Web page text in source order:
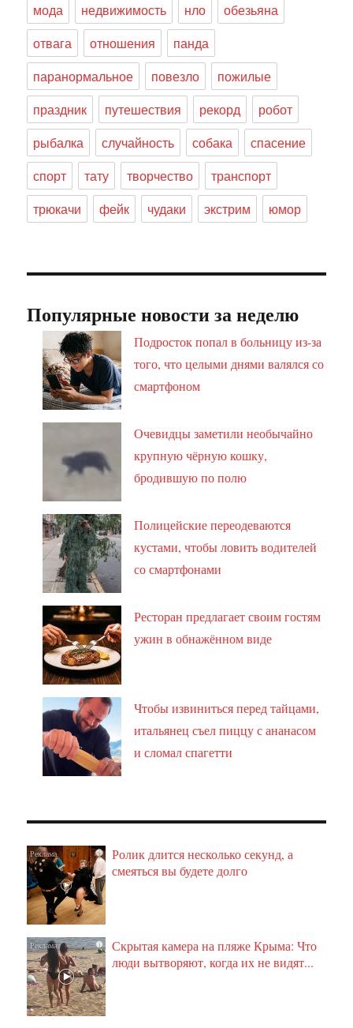
мода
недвижимость нло
обезьяна
отвага
отношения
панда
паранормальное
повезло
пожилые
праздник
путешествия рекорд
робот
рыбалка
случайность собака
спасение
спорт
тату творчество
транспорт
трюкачи
фейк чудаки экстрим юмор
Популярные новости за неделю
Подросток попал в больницу из-за
того, что целыми днями валялся со
смартфоном
Очевидцы заметили необычайно
крупную чёрную кошку,
бродившую по полю
Полицейские переодеваются
кустами, чтобы ловить водителей
со смартфонами
Ресторан предлагает своим гостям
ужин в обнажённом виде
Чтобы извиниться перед тайцами,
итальянец съел пиццу с ананасом
и сломал спагетти
i
Ролик длится несколько секунд, а
смеяться вы будете долго
i
Скрытая камера на пляже Крыма: Что
люди вытворяют, когда их не видят...